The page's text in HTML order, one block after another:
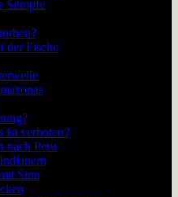
Sümpfe
der Fische
ist verboten?
nach Peru
Sinn